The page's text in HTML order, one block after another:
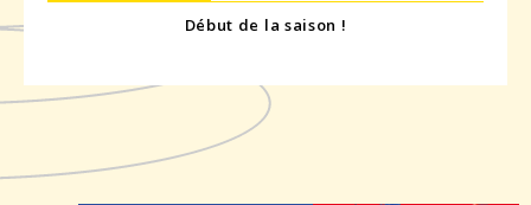
Début de la saison !